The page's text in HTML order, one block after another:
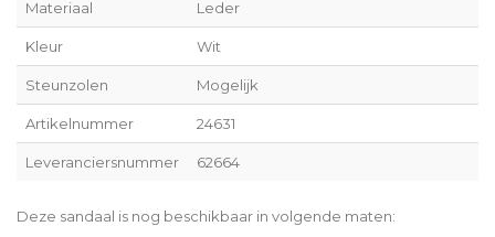
Materiaal Leder
Kleur Wit
Steunzolen Mogelijk
Artikelnummer 24631
Leveranciersnummer 62664
Deze sandaal is nog beschikbaar in volgende maten: